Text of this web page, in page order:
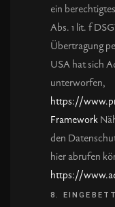
ein
Abs. 1 lit. f
Übertragung
USA hat sich
unterworfen,
https://
Framework
den
hier abrufen
https://
8.